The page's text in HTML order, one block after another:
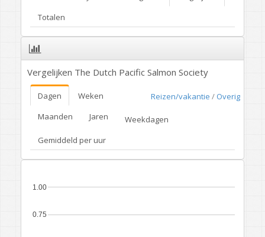
Totalen
Vergelijken The Dutch Pacific Salmon Society
Reizen/vakantie / Overig
Dagen
Weken
Maanden
Jaren
Weekdagen
Gemiddeld per uur
0.75
1.00